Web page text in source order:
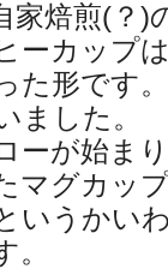
家焙煎(？
ーカップ
た形です
ました。
ーが始ま
マグカッ
いうかい